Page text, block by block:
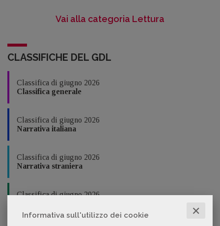
Informativa sull'utilizzo dei cookie ✕
Vai alla categoria Lettura
CLASSIFICHE DEL GDL
Classifica di giugno 2026
Classifica generale
Classifica di giugno 2026
Narrativa italiana
Classifica di giugno 2026
Narrativa straniera
Classifica di giugno 2026